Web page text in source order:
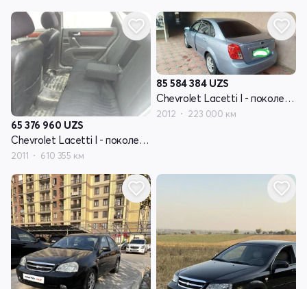
65 376 960 UZS
Chevrolet Lacetti I - поколение
2011 610 355 км
85 584 384 UZS
Chevrolet Lacetti I - поколение
2012 223 000 км